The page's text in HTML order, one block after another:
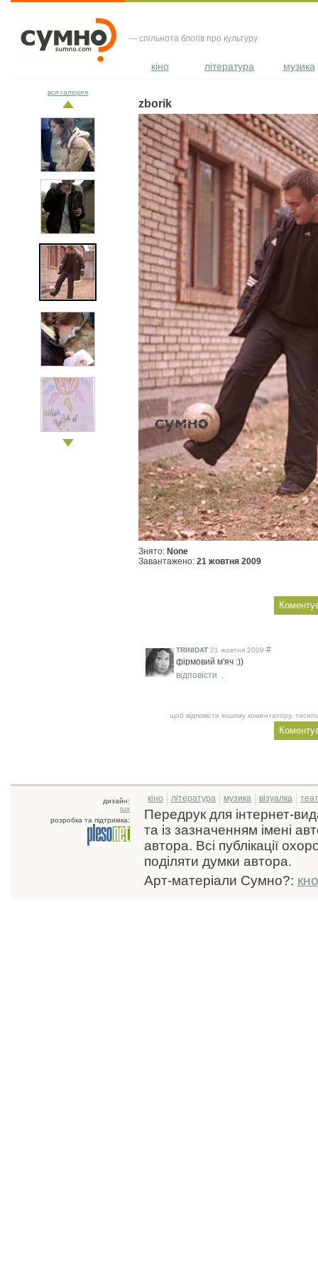
— спільнота блогів про культуру
кіно література музика
zborik
Знято: None
Завантажено: 21 жовтня 2009
TRINIDAT 21 жовтня 2009 #
фірмовий м'яч :))
відповісти .
щоб відповісти іншому коментатору,
вся галерея
дизайн:
tux
розробка та підтримка:
кіно література музика візуалка
Передрук для інтернет-
та із зазначенням імені
автора. Всі публікації
поділяти думки автора.
Арт-матеріали Сумно?: